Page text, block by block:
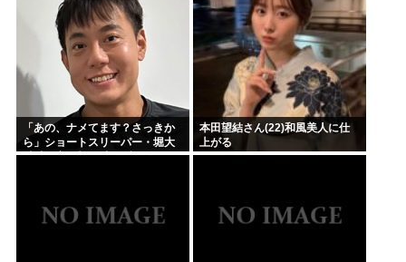
「あの、ナメてます？さっきか
ら」ショートスリーパー・堀大
輔氏が高須幹弥氏にブチギレ
本田望結さん(22)和風美人に仕
上がる